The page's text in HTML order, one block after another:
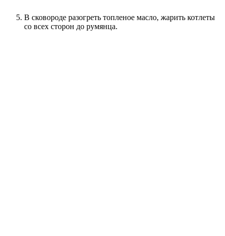
В сковороде разогреть топленое масло, жарить котлеты
со всех сторон до румянца.